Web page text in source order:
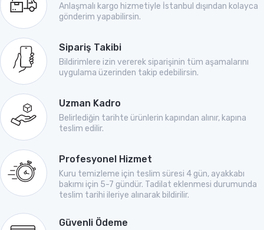
Anlaşmalı kargo hizmetiyle İstanbul dışından kolayca
gönderim yapabilirsin.
Sipariş Takibi
Bildirimlere izin vererek siparişinin tüm aşamalarını
uygulama üzerinden takip edebilirsin.
Uzman Kadro
Belirlediğin tarihte ürünlerin kapından alınır, kapına
teslim edilir.
Profesyonel Hizmet
Kuru temizleme için teslim süresi 4 gün, ayakkabı
bakımı için 5-7 gündür. Tadilat eklenmesi durumunda
teslim tarihi ileriye alınarak bildirilir.
Güvenli Ödeme